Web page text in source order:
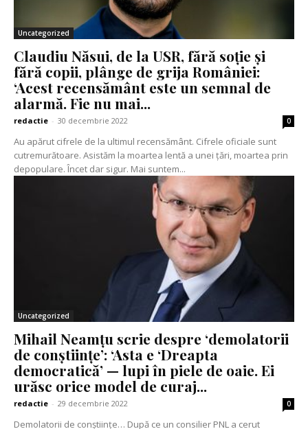
Uncategorized
Claudiu Năsui, de la USR, fără soție și
fără copii, plânge de grija României:
‘Acest recensământ este un semnal de
alarmă. Fie nu mai...
redactie - 30 decembrie 2022 0
Au apărut cifrele de la ultimul recensământ. Cifrele oficiale sunt
cutremurătoare. Asistăm la moartea lentă a unei țări, moartea prin
depopulare. Încet dar sigur. Mai suntem...
Uncategorized
Mihail Neamțu scrie despre ‘demolatorii
de conștiințe’: ‘Asta e ‘Dreapta
democratică’ — lupi în piele de oaie. Ei
urăsc orice model de curaj...
redactie - 29 decembrie 2022 0
Demolatorii de conștiințe… După ce un consilier PNL a cerut